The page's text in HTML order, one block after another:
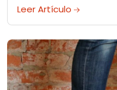
Leer Artículo